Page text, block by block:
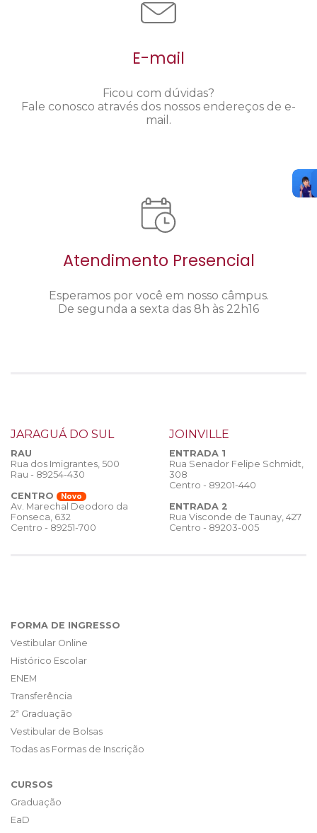
E-mail
Ficou com dúvidas?
Fale conosco através dos nossos endereços de e-
mail.
Atendimento Presencial
Esperamos por você em nosso câmpus.
De segunda a sexta das 8h às 22h16
JARAGUÁ DO SUL
RAU
Rua dos Imigrantes, 500
Rau - 89254-430
CENTRO
Novo
Av. Marechal Deodoro da
Fonseca, 632
Centro - 89251-700
JOINVILLE
ENTRADA 1
Rua Senador Felipe Schmidt,
308
Centro - 89201-440
ENTRADA 2
Rua Visconde de Taunay, 427
Centro - 89203-005
FORMA DE INGRESSO
Vestibular Online
Histórico Escolar
ENEM
Transferência
2ª Graduação
Vestibular de Bolsas
Todas as Formas de Inscrição
CURSOS
Graduação
EaD